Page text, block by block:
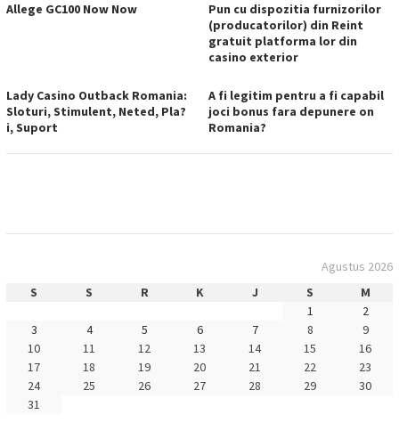
Allege GC100 Now Now
Pun cu dispozitia furnizorilor
(producatorilor) din Reint
gratuit platforma lor din
casino exterior
Lady Casino Outback Romania:
Sloturi, Stimulent, Neted, Pla?
i, Suport
A fi legitim pentru a fi capabil
joci bonus fara depunere on
Romania?
Agustus 2026
S
S R K J S
M
1
2
3
4 5 6 7 8
9
10
11 12 13 14 15
16
17
18 19 20 21 22
23
24
25 26 27 28 29
30
31